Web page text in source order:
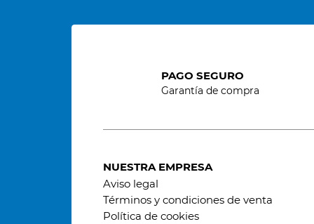
PAGO SEGURO
Garantía de compra
NUESTRA EMPRESA
Aviso legal
Términos y condiciones de venta
Política de cookies